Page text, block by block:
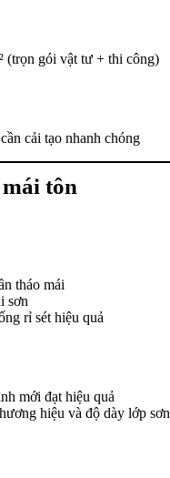
(trọn gói vật tư + thi công)
cải tạo nhanh chóng
tôn
tháo mái
sơn
rỉ sét hiệu quả
mới đạt hiệu quả
hiệu và độ dày lớp sơn